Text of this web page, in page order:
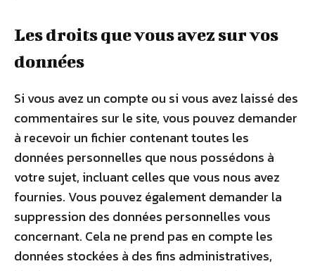
Les droits que vous avez sur vos
données
Si vous avez un compte ou si vous avez laissé des
commentaires sur le site, vous pouvez demander
à recevoir un fichier contenant toutes les
données personnelles que nous possédons à
votre sujet, incluant celles que vous nous avez
fournies. Vous pouvez également demander la
suppression des données personnelles vous
concernant. Cela ne prend pas en compte les
données stockées à des fins administratives,